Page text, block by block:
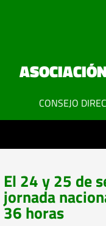
CONSEJO
El 24 y 25 de
jornada
36 horas